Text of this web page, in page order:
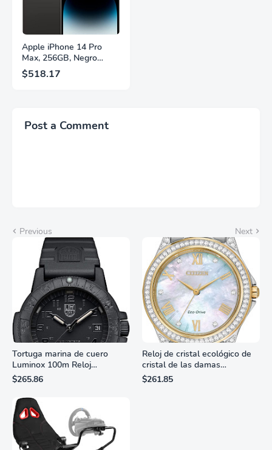
Apple iPhone 14 Pro
Max, 256GB, Negro
Espacial - Desbloqueado
(Renovado)
$518.17
Post a Comment
Previous Next
Tortuga marina de cuero
Luminox 100m Reloj
analógico de cuarzo
resistente al agua
$265.86
Reloj de cristal ecológico de
cristal de las damas
ciudadanas, 3 manos,
marcadores de números
$261.85